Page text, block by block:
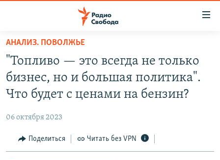
упрощенного
доступа
Вернуться
основному
Вернутся
ПРОГРАММЫ
ПОДКАСТЫ
АВТОРСКИЕ ПРОЕКТЫ
МНЕНИЯ
КУЛЬТУРА
АНАЛИЗ. ПОВОЛЖЬЕ
"Топливо — это всегда не только
бизнес, но и большая политика".
Что будет с ценами на бензин?
06 октября 2023
Поделиться Читать без VPN